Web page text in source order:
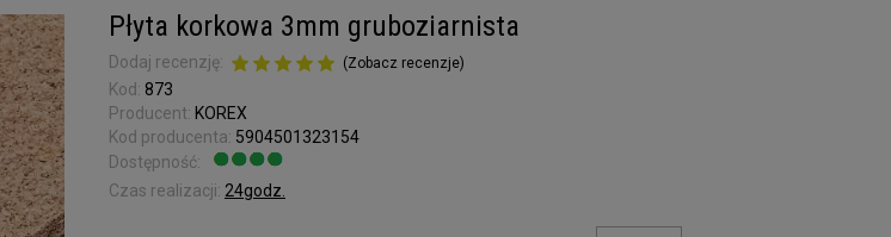
Płyta korkowa 3mm gruboziarnista
Dodaj recenzję: (Zobacz recenzje)
Kod: 873
Producent: KOREX
Kod producenta: 5904501323154
Dostępność:
Czas realizacji: 24godz.